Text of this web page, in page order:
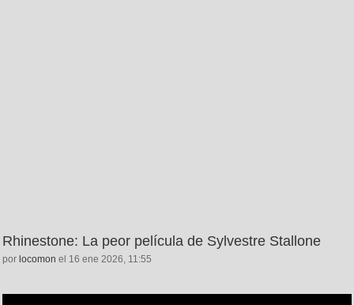
Rhinestone: La peor película de Sylvestre Stallone
por locomon el 16 ene 2026, 11:55